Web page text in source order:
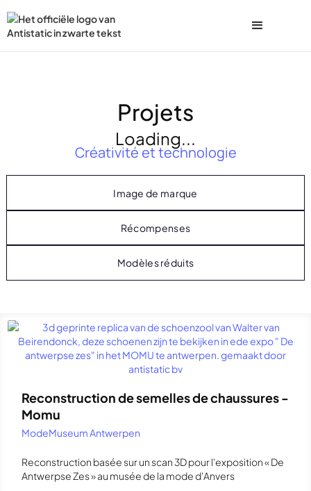
Projets
Loading...
Créativité et technologie
Image de marque
Récompenses
Modèles réduits
Reconstruction de semelles de chaussures -
Momu
ModeMuseum Antwerpen
Reconstruction basée sur un scan 3D pour l'exposition « De
Antwerpse Zes » au musée de la mode d'Anvers